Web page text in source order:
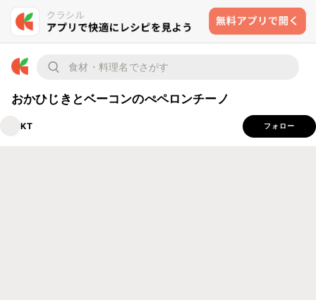
おかひじきとベーコンのぺペロンチーノ
KT フォロー